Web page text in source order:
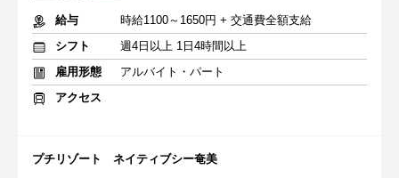
給与
時給1100～1650円 + 交通費全額支給
シフト
週4日以上 1日4時間以上
雇用形態
アルバイト・パート
アクセス
プチリゾート ネイティブシー奄美